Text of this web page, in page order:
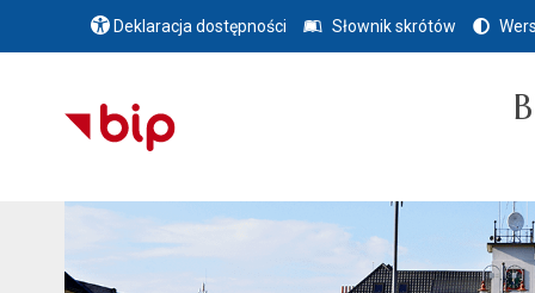
Deklaracja dostępności Słownik skrótów